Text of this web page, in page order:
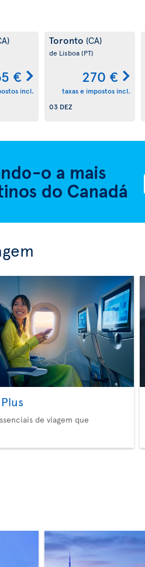
€
incl.
Toronto (CA)
de Lisboa(PT)
270 €
taxas e impostos incl.
03 DEZ
de viagem que